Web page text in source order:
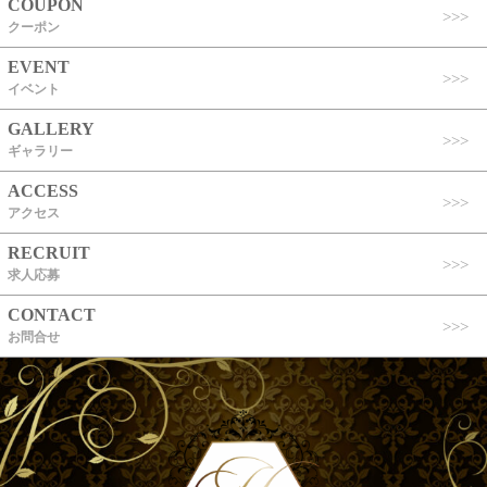
COUPON
クーポン
EVENT
イベント
GALLERY
ギャラリー
ACCESS
アクセス
RECRUIT
求人応募
CONTACT
お問合せ